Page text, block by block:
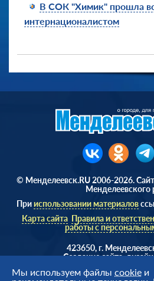
В СОК "Химик" прошла
интернационалистом
© Менделеевск.RU 2006-2026.
Менделеевского
Прииспользовании материалов
Карта сайта Правила и
работы с
423650, г.
Cоздание сайта,
Мы используем файлы cookie и